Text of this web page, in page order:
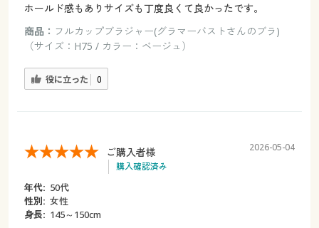
ホールド感もありサイズも丁度良くて良かったです。
商品： フルカップブラジャー(グラマーバストさんのブラ)
（サイズ：H75 / カラー：ベージュ）
役に立った 0
ご購入者様
購入確認済み
2026-05-04
年代: 50代
性別: 女性
身長: 145～150cm